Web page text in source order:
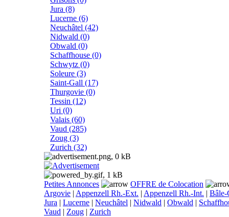
Jura (8)
Lucerne (6)
Neuchâtel (42)
Nidwald (0)
Obwald (0)
Schaffhouse (0)
Schwytz (0)
Soleure (3)
Saint-Gall (17)
Thurgovie (0)
Tessin (12)
Uri (0)
Valais (60)
Vaud (285)
Zoug (3)
Zurich (32)
Petites Annonces
OFFRE de Colocation
Argovie | Appenzell Rh.-Ext. | Appenzell Rh.-Int. | Bâle-
Jura | Lucerne | Neuchâtel | Nidwald | Obwald |
Vaud | Zoug | Zurich